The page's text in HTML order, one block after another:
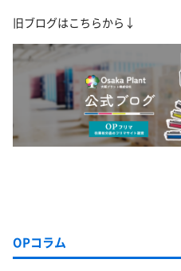
旧ブログはこちらから↓
OPコラム